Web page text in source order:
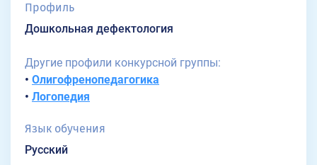
Профиль
Дошкольная дефектология
Другие профили конкурсной группы:
• Олигофренопедагогика
• Логопедия
Язык обучения
Русский